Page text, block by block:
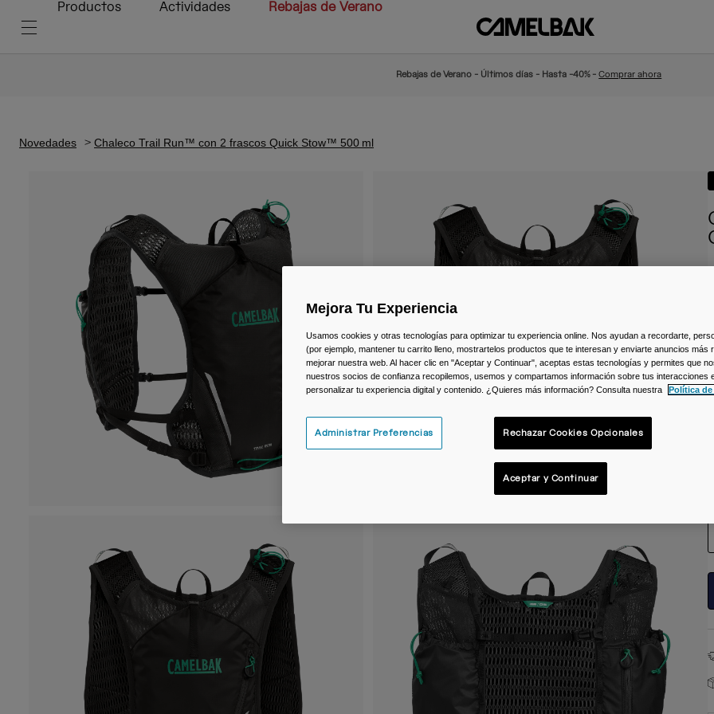
Productos Actividades Rebajas de Verano
Rebajas de Verano - Últimos días - Hasta -40% -Comprar ahora
Novedades Chaleco Trail Run™ con 2 frascos Quick Stow™ 500 ml
Mejora Tu Experiencia
Usamos cookies y otras tecnologías para optimizar tu experiencia online. Nos ayudan a recordarte,
(por ejemplo, mantener tu carrito lleno, mostrartelos productos que te interesan y enviarte anuncios más
mejorar nuestra web. Al hacer clic en "Aceptar y Continuar", aceptas estas tecnologías y permites que
nuestros socios de confianza recopilemos, usemos y compartamos información sobre tus interacciones
personalizar tu experiencia digital y contenido. ¿Quieres más información? Consulta nuestra
Política de
Administrar Preferencias Rechazar Cookies Opcionales
Aceptar y Continuar